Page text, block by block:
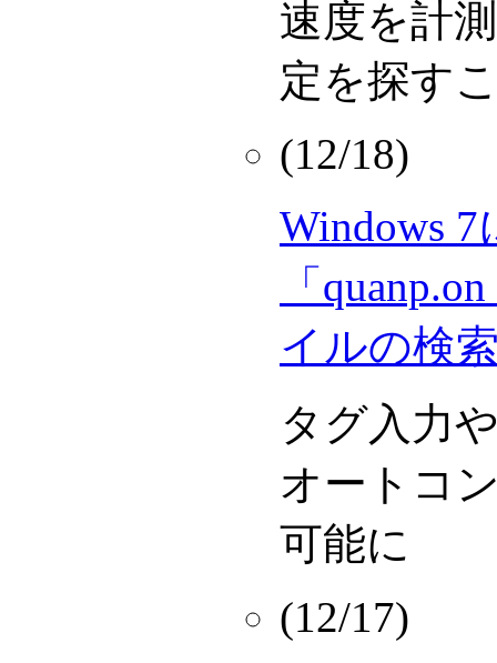
速度を計
定を探す
(12/18)
Windows
「
イルの検
タグ入力
オートコ
可能に
(12/17)